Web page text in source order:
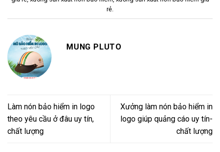
rẻ.
MUNG PLUTO
Làm nón bảo hiểm in logo
theo yêu cầu ở đâu uy tín,
chất lượng
Xưởng làm nón bảo hiểm in
logo giúp quảng cáo uy tín-
chất lượng